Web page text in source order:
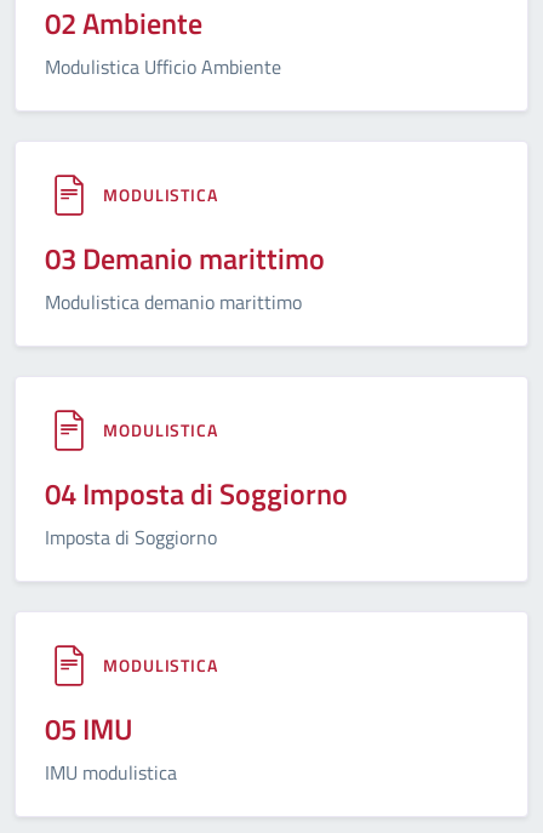
02 Ambiente
Modulistica Ufficio Ambiente
MODULISTICA
03 Demanio marittimo
Modulistica demanio marittimo
MODULISTICA
04 Imposta di Soggiorno
Imposta di Soggiorno
MODULISTICA
05 IMU
IMU modulistica